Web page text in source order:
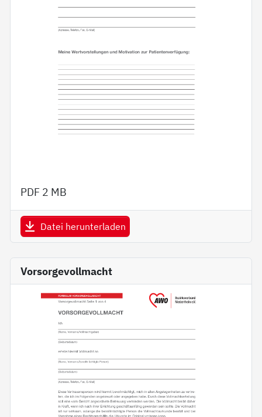
PDF 2 MB
Datei herunterladen
Vorsorgevollmacht